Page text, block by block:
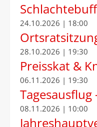
24.10.2026 | 18:00
28.10.2026 | 19:30
Preisskat &
06.11.2026 | 19:30
Tagesausflug
08.11.2026 | 10:00